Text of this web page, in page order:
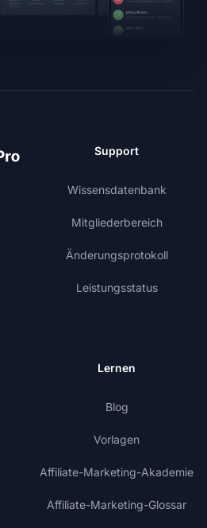
Support
Wissensdatenbank
Mitgliederbereich
Änderungsprotokoll
Leistungsstatus
Lernen
Blog
Vorlagen
Affiliate-Marketing-Akademie
Affiliate-Marketing-Glossar